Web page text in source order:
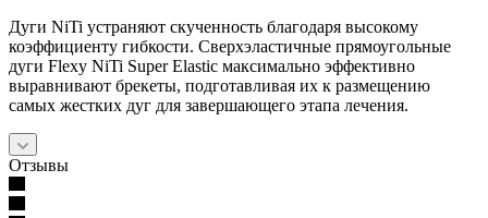
Дуги NiTi устраняют скученность благодаря высокому
коэффициенту гибкости. Сверхэластичные прямоугольные
дуги Flexy NiTi Super Elastic максимально эффективно
выравнивают брекеты, подготавливая их к размещению
самых жестких дуг для завершающего этапа лечения.
Отзывы